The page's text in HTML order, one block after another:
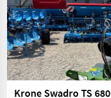
Krone Swadro TS 680